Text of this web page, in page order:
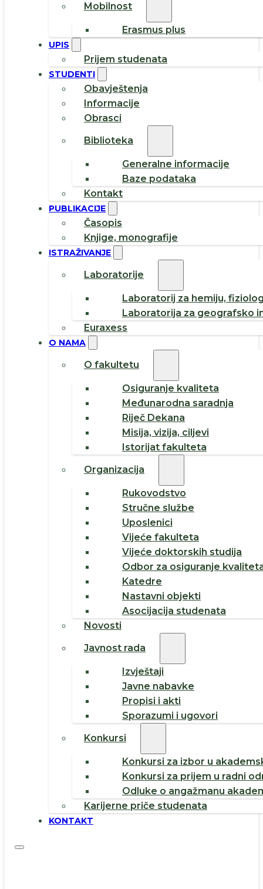
Mobilnost
Erasmus plus
UPIS
Prijem studenata
STUDENTI
Obavještenja
Informacije
Obrasci
Biblioteka
Generalne informacije
Baze podataka
Kontakt
PUBLIKACIJE
Časopis
Knjige, monografije
ISTRAŽIVANJE
Laboratorije
Laboratorij za hemiju,
Laboratorija za geografsko
Euraxess
O NAMA
O fakultetu
Osiguranje kvaliteta
Međunarodna saradnja
Riječ Dekana
Misija, vizija, ciljevi
Istorijat fakulteta
Organizacija
Rukovodstvo
Stručne službe
Uposlenici
Vijeće fakulteta
Vijeće doktorskih studija
Odbor za osiguranje
Katedre
Nastavni objekti
Asocijacija studenata
Novosti
Javnost rada
Izvještaji
Javne nabavke
Propisi i akti
Sporazumi i ugovori
Konkursi
Konkursi za izbor u
Konkursi za prijem u radni
Odluke o angažmanu
Karijerne priče studenata
KONTAKT